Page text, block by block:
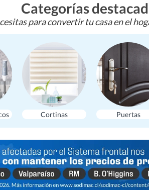
Categorías
para convertir tu casa en el
Cortinas Puertas